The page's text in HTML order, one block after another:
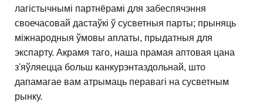
лагістычнымі партнёрамі для забеспячэння
своечасовай дастаўкі ў сусветныя парты; прыняць
міжнародныя ўмовы аплаты, прыдатныя для
экспарту. Акрамя таго, наша прамая аптовая цана
з'яўляецца больш канкурэнтаздольнай, што
дапамагае вам атрымаць перавагі на сусветным
рынку.